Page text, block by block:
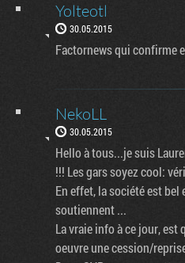
Yolteotl
30.05.2015
Factornews qui confirme
NekoLL
30.05.2015
Hello à tous...je suis
!!! Les gars soyez cool:
En effet, la société est
soutiennent ...
La vraie info à ce jour,
oeuvre une cession/